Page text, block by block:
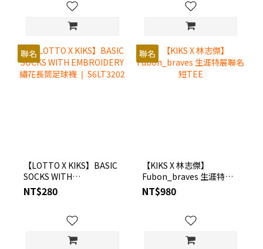
動短褲 ❘ S6LT2001
聯名
【LOTTO X KIKS】BASIC
SOCKS WITH
EMBROIDERY 繡花長筒足
球襪 ❘ S6LT3202
NT$280
聯名
【KIKS X 林志傑】
Fubon_braves 生涯特展
聯名短TEE
NT$980